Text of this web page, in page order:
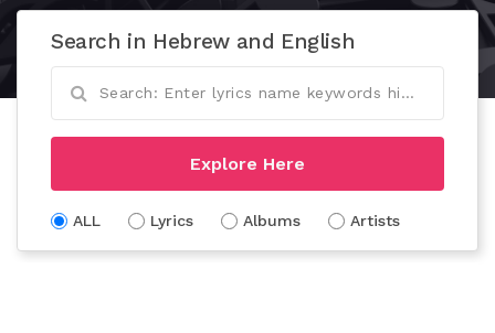
Search in Hebrew and English
Explore Here
ALL Lyrics Albums Artists